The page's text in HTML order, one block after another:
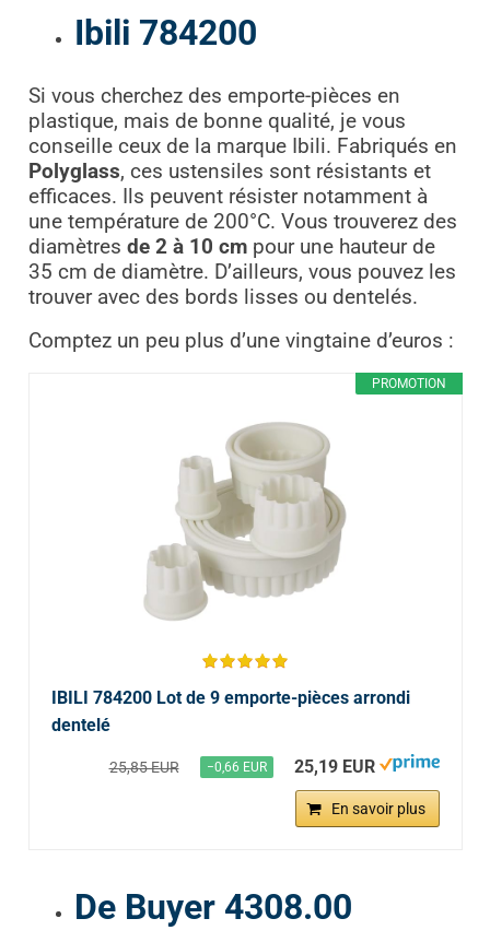
Ibili 784200
Si vous cherchez des emporte-pièces en
plastique, mais de bonne qualité, je vous
conseille ceux de la marque Ibili. Fabriqués en
Polyglass, ces ustensiles sont résistants et
efficaces. Ils peuvent résister notamment à
une température de 200°C. Vous trouverez des
diamètres de 2 à 10 cmpour une hauteur de
35 cm de diamètre. D’ailleurs, vous pouvez les
trouver avec des bords lisses ou dentelés.
Comptez un peu plus d’une vingtaine d’euros :
PROMOTION
IBILI 784200 Lot de 9 emporte-pièces arrondi
dentelé
25,85 EUR −0,66 EUR 25,19 EUR
En savoir plus
De Buyer 4308.00